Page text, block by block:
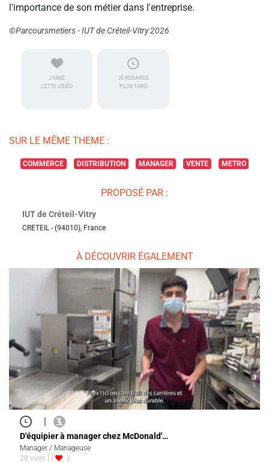
l'importance de son métier dans l'entreprise.
©Parcoursmetiers - IUT de Créteil-Vitry 2026
J'AIME
CETTE VIDÉO
JE REGARDE
PLUS TARD
SUR LE MÊME THEME :
COMMERCE DISTRIBUTION MANAGER VENTE METRO
PROPOSÉ PAR :
IUT de Créteil-Vitry
CRETEIL - (94010), France
À DÉCOUVRIR ÉGALEMENT
|
D'équipier à manager chez McDonald'…
Manager / Manageuse
28 vues
3